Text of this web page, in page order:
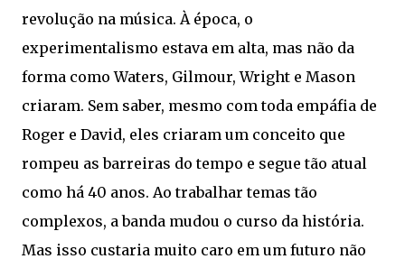
revolução na música. À época, o
experimentalismo estava em alta, mas não da
forma como Waters, Gilmour, Wright e Mason
criaram. Sem saber, mesmo com toda empáfia de
Roger e David, eles criaram um conceito que
rompeu as barreiras do tempo e segue tão atual
como há 40 anos. Ao trabalhar temas tão
complexos, a banda mudou o curso da história.
Mas isso custaria muito caro em um futuro não